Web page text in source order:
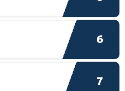
6
7